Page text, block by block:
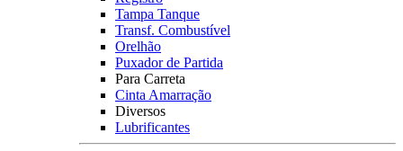
Tampa Tanque
Transf. Combustível
Orelhão
Puxador de Partida
Para Carreta
Cinta Amarração
Diversos
Lubrificantes